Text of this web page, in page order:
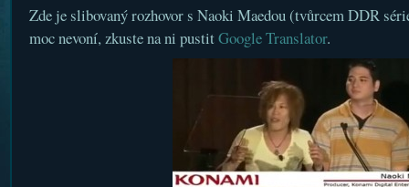
Zde je slibovaný rozhovor s Naoki Maedou (tvůrcem DDR
moc nevoní, zkuste na ni pustitGoogle Translator.